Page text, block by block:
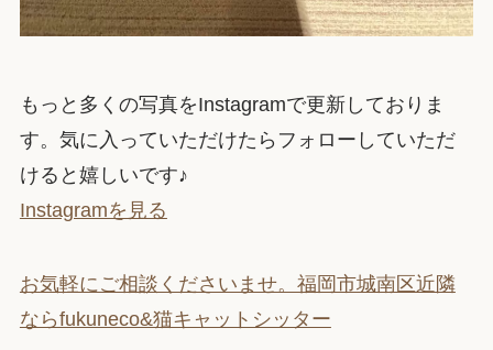
もっと多くの写真をInstagramで更新しておりま
す。気に入っていただけたらフォローしていただ
けると嬉しいです♪
Instagramを見る
お気軽にご相談くださいませ。福岡市城南区近隣
ならfukuneco&猫キャットシッター